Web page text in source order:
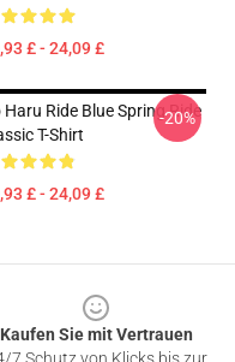
£ - 24,09 £
Haru Ride Blue Spring Ride
T-Shirt
£ - 24,09 £
-20%
Kaufen Sie mit Vertrauen